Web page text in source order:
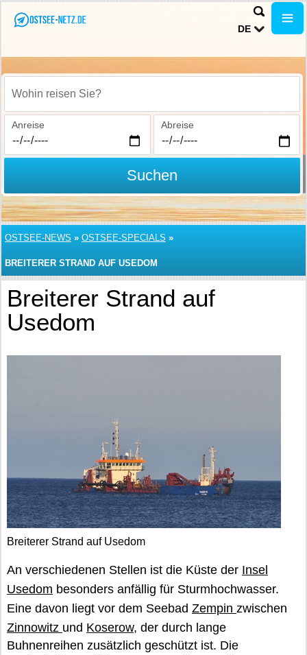
DE
Wohin reisen Sie?
Anreise Abreise
Suchen
OSTSEE-NEWS » OSTSEE-SPECIALS »
BREITERER STRAND AUF USEDOM
Breiterer Strand auf
Usedom
Breiterer Strand auf Usedom
An verschiedenen Stellen ist die Küste der Insel
Usedom besonders anfällig für Sturmhochwasser.
Eine davon liegt vor dem Seebad Zempin zwischen
Zinnowitz und Koserow, der durch lange
Buhnenreihen zusätzlich geschützt ist. Die